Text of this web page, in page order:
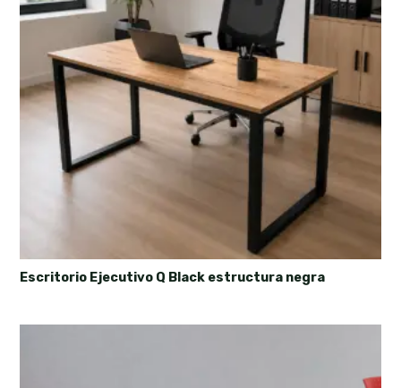
Escritorio Ejecutivo Q Black estructura negra